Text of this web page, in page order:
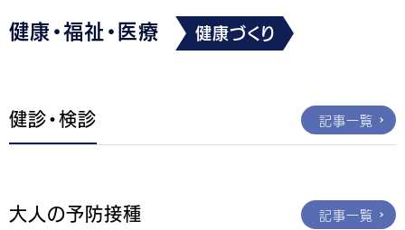
健康・福祉・医療 健康づくり
健診・検診 記事一覧
大人の予防接種 記事一覧